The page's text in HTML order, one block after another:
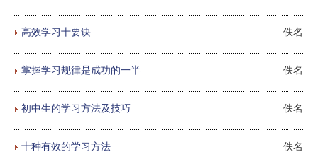
高效学习十要诀 佚名
掌握学习规律是成功的一半 佚名
初中生的学习方法及技巧 佚名
十种有效的学习方法 佚名